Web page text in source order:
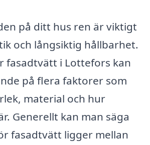
på ditt hus ren är viktigt
och långsiktig hållbarhet.
fasadtvätt i Lottefors kan
på flera faktorer som
material och hur
Generellt kan man säga
fasadtvätt ligger mellan